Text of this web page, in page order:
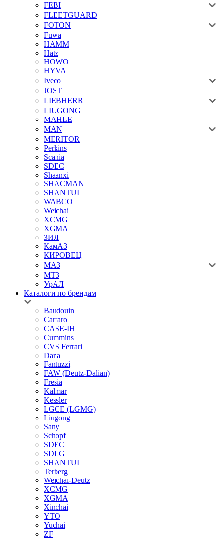
FEBI
FLEETGUARD
FOTON
Fuwa
HAMM
Hatz
HOWO
HYVA
Iveco
JOST
LIEBHERR
LIUGONG
MAHLE
MAN
MERITOR
Perkins
Scania
SDEC
Shaanxi
SHACMAN
SHANTUI
WABCO
Weichai
XCMG
XGMA
ЗИЛ
КамАЗ
КИРОВЕЦ
МАЗ
МТЗ
УрАЛ
Каталоги по брендам
Baudouin
Carraro
CASE-IH
Cummins
CVS Ferrari
Dana
Fantuzzi
FAW (Deutz-Dalian)
Fresia
Kalmar
Kessler
LGCE (LGMG)
Liugong
Sany
Schopf
SDEC
SDLG
SHANTUI
Terberg
Weichai-Deutz
XCMG
XGMA
Xinchai
YTO
Yuchai
ZF